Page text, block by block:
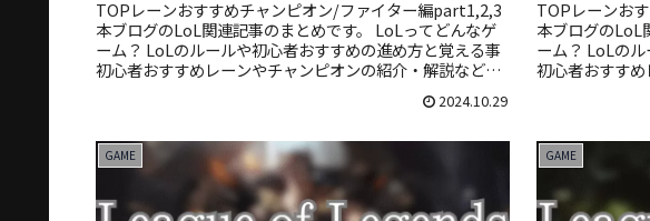
TOPレーンおすすめチャンピオン/ファイター編part1,2,3
本ブログのLoL関連記事のまとめです。 LoLってどんなゲ
ーム？ LoLのルールや初心者おすすめの進め方と覚える事
初心者おすすめレーンやチャンピオンの紹介・解説などを
2024.10.29
TOPレーンお
本ブログのLoL
ーム？ LoLの
初心者おすす
GAME GAME